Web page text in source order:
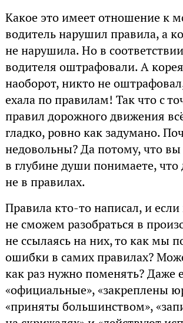
Какое это имеет отношение к
водитель нарушил правила, а
не нарушила. Но в
водителя оштрафовали. А
наоборот, никто не
ехала по правилам! Так что с
правил дорожного движения
гладко, ровно как задумано.
недовольны? Да потому, что
в глубине души понимаете, что
не в правилах.
Правила кто-то написал, и
не сможем разобраться в
не ссылаясь на них, то как мы
ошибки в самих правилах?
как раз нужно поменять? Даже
«официальные», «закреплены
«приняты большинством»,